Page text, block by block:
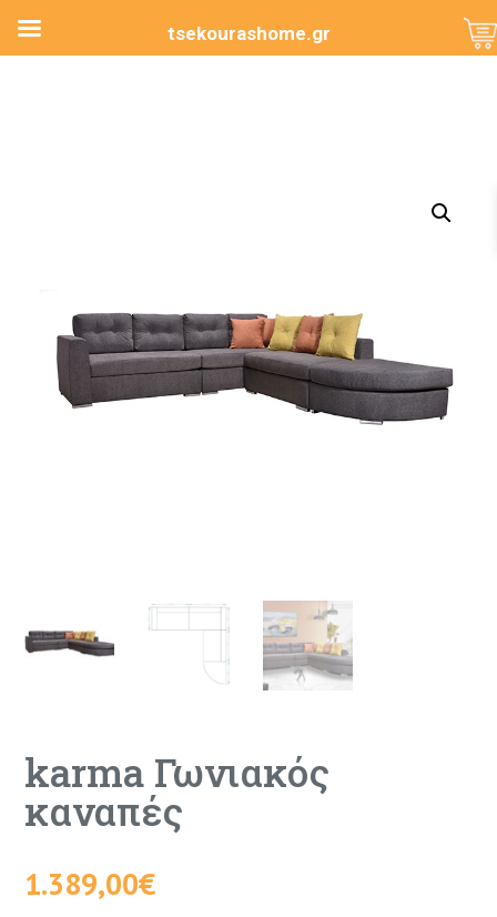
karma Γωνιακός
καναπές
1.389,00€
tsekourashome.gr